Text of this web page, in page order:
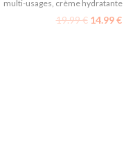
multi-usages crème hydratante
19.99€ 14.99€